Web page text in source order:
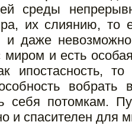
среды
их слиянию, то
и даже
миром и есть
ипостасность,
себя потомкам.
и спасителен для